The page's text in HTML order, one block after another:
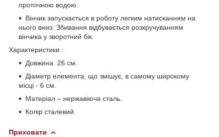
проточною водою.
Вінчик запускається в роботу легким натисканням на
нього вниз. Збивання відбувається розкручуванням
вінчика у зворотний бік.
Характеристики :
Довжина 26 см.
Діаметр елемента, що змішує, в самому широкому
місці - 6 см.
Матеріал – нержавіюча сталь.
Колір сталевий.
Приховати